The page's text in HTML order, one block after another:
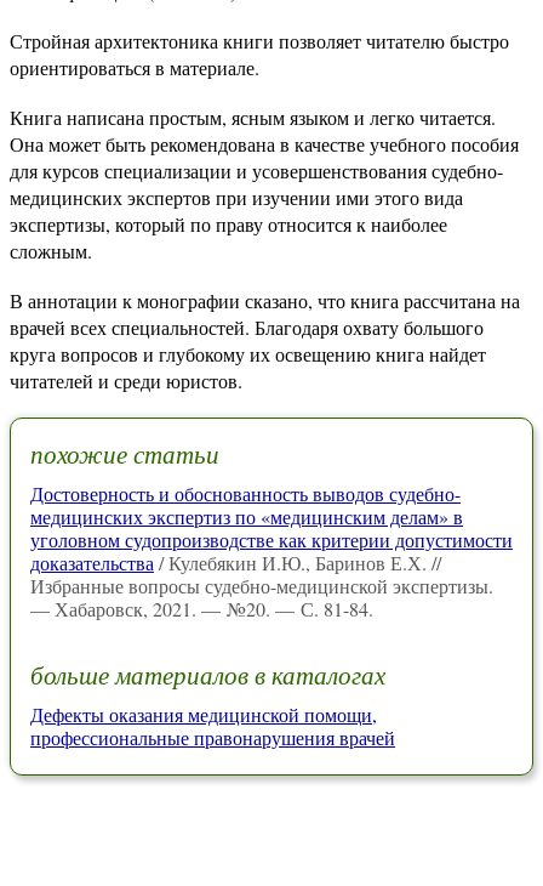
Стройная архитектоника книги позволяет читателю быстро
ориентироваться в материале.
Книга написана простым, ясным языком и легко читается.
Она может быть рекомендована в качестве учебного пособия
для курсов специализации и усовершенствования судебно-
медицинских экспертов при изучении ими этого вида
экспертизы, который по праву относится к наиболее
сложным.
В аннотации к монографии сказано, что книга рассчитана на
врачей всех специальностей. Благодаря охвату большого
круга вопросов и глубокому их освещению книга найдет
читателей и среди юристов.
похожие статьи
Достоверность и обоснованность выводов судебно-
медицинских экспертиз по «медицинским делам» в
уголовном судопроизводстве как критерии допустимости
доказательства/ Кулебякин И.Ю., Баринов Е.Х. //
Избранные вопросы судебно-медицинской экспертизы.
— Хабаровск, 2021. — №20. — С. 81-84.
больше материалов в каталогах
Дефекты оказания медицинской помощи,
профессиональные правонарушения врачей